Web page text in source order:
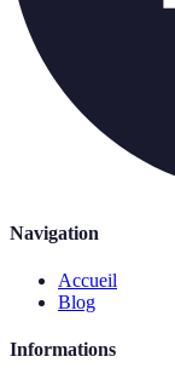
Navigation
Accueil
Blog
Informations